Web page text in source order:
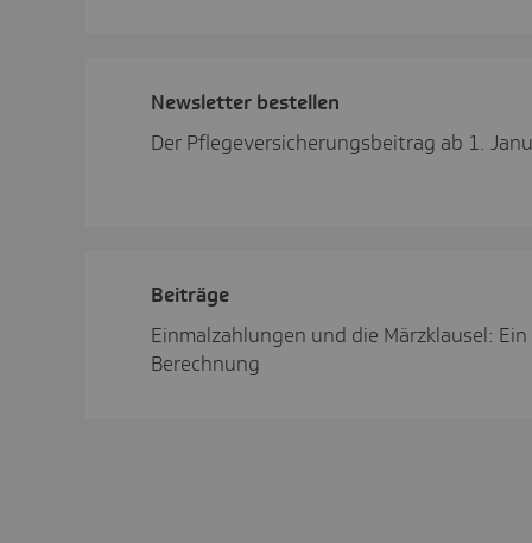
News­letter bestellen
Der Pflegeversicherungsbeitrag ab 1.
Beiträge
Einmalzahlungen und die Märzklausel:
Berechnung